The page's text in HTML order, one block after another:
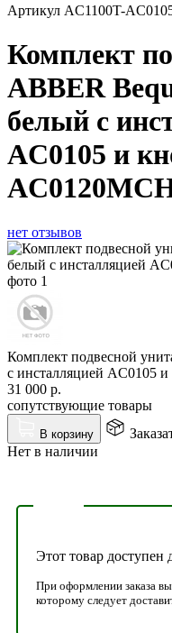
Артикул AC1100T-
Комплект
ABBER
белый с
AC0105 и
нет отзывов
Комплект подвесной
с инсталляцией AC0105
31 000 р.
сопутствующие товары
В корзину
Нет в наличии
Этот товар доступен
При оформлении заказа
которому следует